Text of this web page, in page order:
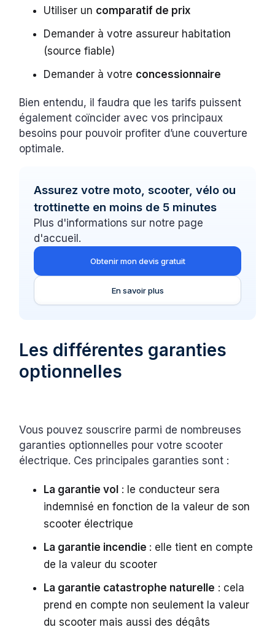
Utiliser un comparatif de prix
Demander à votre assureur habitation
(source fiable)
Demander à votre concessionnaire
Bien entendu, il faudra que les tarifs puissent
également coïncider avec vos principaux
besoins pour pouvoir profiter d’une couverture
optimale.
Assurez votre moto, scooter, vélo ou
trottinette en moins de 5 minutes
Plus d'informations sur notre page
d'accueil.
Obtenir mon devis gratuit
En savoir plus
Les différentes garanties
optionnelles
Vous pouvez souscrire parmi de nombreuses
garanties optionnelles pour votre scooter
électrique. Ces principales garanties sont :
La garantie vol : le conducteur sera
indemnisé en fonction de la valeur de son
scooter électrique
La garantie incendie : elle tient en compte
de la valeur du scooter
La garantie catastrophe naturelle : cela
prend en compte non seulement la valeur
du scooter mais aussi des dégâts